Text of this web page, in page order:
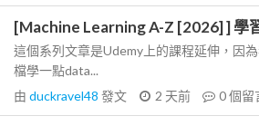
[Machine Learning A-Z [2026] ] 學
這個系列文章是Udemy上的課程延伸，因
檔學一點data...
由 duckravel48 發文 2 天前 0個留